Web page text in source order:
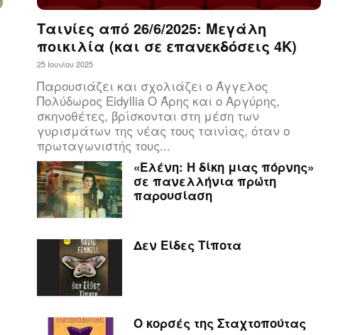
Ταινίες από 26/6/2025: Μεγάλη
ποικιλία (και σε επανεκδόσεις 4Κ)
25 Ιουνίου 2025
Παρουσιάζει και σχολιάζει ο Άγγελος
Πολύδωρος Eidyllia Ο Άρης και ο Αργύρης,
σκηνοθέτες, βρίσκονται στη μέση των
γυρισμάτων της νέας τους ταινίας, όταν ο
πρωταγωνιστής τους...
«Ελένη: Η δίκη μιας πόρνης»
σε πανελλήνια πρώτη
παρουσίαση
Δεν Είδες Τίποτα
Ο κορσές της Σταχτοπούτας